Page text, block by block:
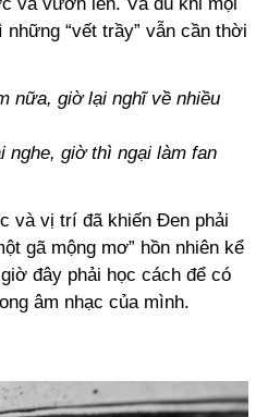
“vết trầy” vẫn cần thời
nữa, giờ lại nghĩ về nhiều
nghe, giờ thì ngại làm fan
và vị trí đã khiến Đen phải
gã mộng mơ” hồn nhiên kể
đây phải học cách để có
âm nhạc của mình.